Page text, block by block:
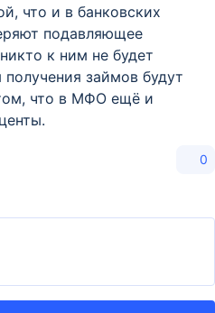
что и в банковских
подавляющее
к ним не будет
займов будут
что в МФО ещё и
0